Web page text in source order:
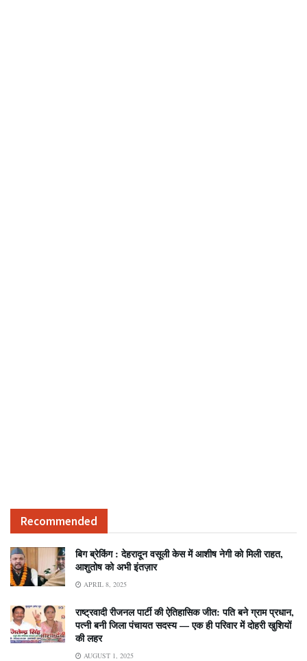
Recommended
बिग ब्रेकिंग : देहरादून वसूली केस में आशीष नेगी को मिली राहत,
आशुतोष को अभी इंतज़ार
APRIL 8, 2025
राष्ट्रवादी रीजनल पार्टी की ऐतिहासिक जीत: पति बने ग्राम प्रधान,
पत्नी बनी जिला पंचायत सदस्य — एक ही परिवार में दोहरी खुशियों
की लहर
AUGUST 1, 2025